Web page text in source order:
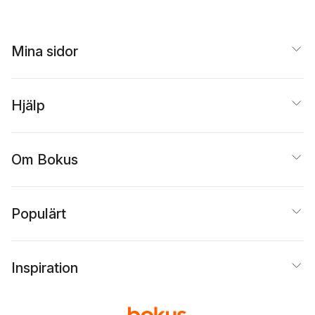
Mina sidor
Hjälp
Om Bokus
Populärt
Inspiration